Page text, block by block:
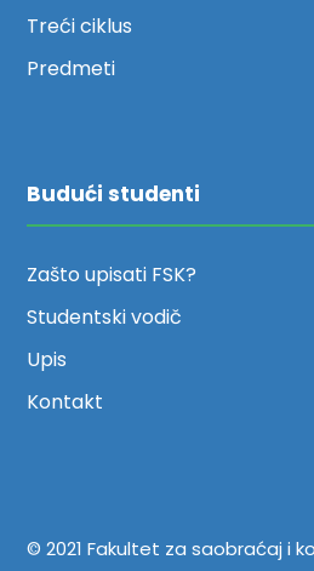
Treći ciklus
Predmeti
Budući studenti
Zašto upisati FSK?
Studentski vodič
Upis
Kontakt
© 2021 Fakultet za saobraćaj i